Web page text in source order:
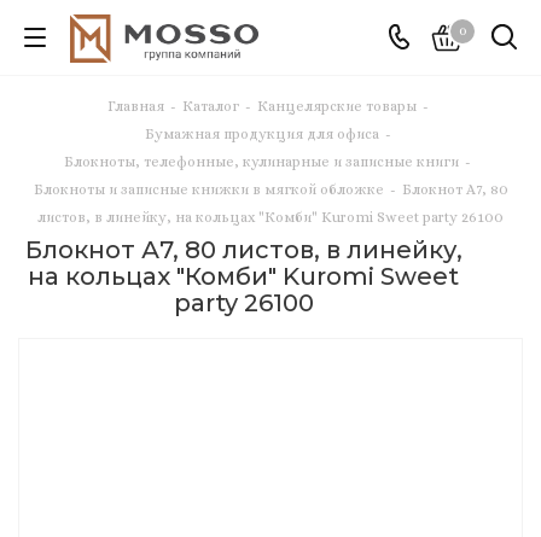
0
Главная - Каталог - Канцелярские товары -
Бумажная продукция для офиса -
Блокноты, телефонные, кулинарные и записные книги -
Блокноты и записные книжки в мягкой обложке - Блокнот А7, 80
листов, в линейку, на кольцах "Комби" Kuromi Sweet party 26100
Блокнот А7, 80 листов, в линейку,
на кольцах "Комби" Kuromi Sweet
party 26100